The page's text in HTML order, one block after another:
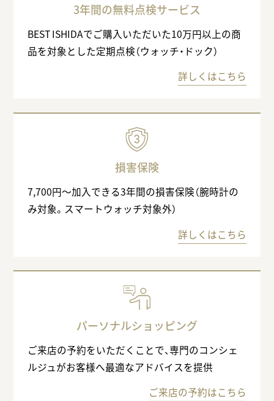
3年間の無料点検サービス
BEST ISHIDAでご購入いただいた10万円以上の商
品を対象とした定期点検（ウォッチ・ドック）
詳しくはこちら
損害保険
7,700円〜加入できる3年間の損害保険（腕時計の
み対象。スマートウォッチ対象外）
詳しくはこちら
パーソナルショッピング
ご来店の予約をいただくことで、専門のコンシェ
ルジュがお客様へ最適なアドバイスを提供
ご来店の予約はこちら